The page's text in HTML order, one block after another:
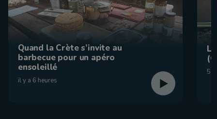
Quand la Crète s’invite au
barbecue pour un apéro
ensoleillé
il y a 6 heures
5